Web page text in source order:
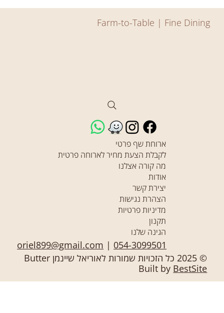
השף שהוא גם חקלאי
ארוחת שף פרטי
לקבלת הצעת מחיר לארוחה פרטית
מה קורה אצלנו
אודות
יצירת קשר
הצהרת נגישות
מדיניות פרטיות
תקנון
הגינה שלנו
Farm-to-Table | Fine Dining
oriel899@gmail.com | 054-3099501
© 2025 כל הזכויות שמורות לאוריאל שיינמן Butter
Built by BestSite